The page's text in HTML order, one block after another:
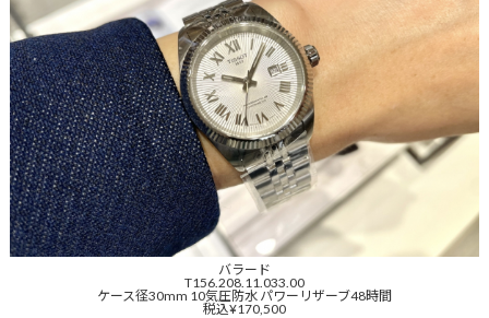
バラード
T156.208.11.033.00
ケース径30mm 10気圧防水 パワーリザーブ48時間
税込¥170,500